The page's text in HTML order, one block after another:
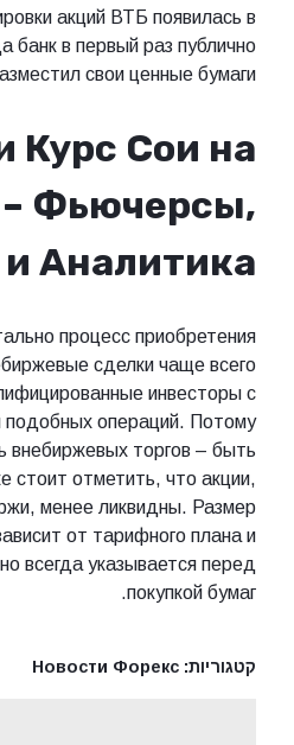
акций ВТБ появилась в
банк в первый раз публично
свои ценные бумаги.
Курс Сои на
Фьючерсы,
Аналитика
процесс приобретения
сделки чаще всего
инвесторы с
операций. Потому
внебиржевых торгов – быть
стоит отметить, что акции,
менее ликвидны. Размер
от тарифного плана и
всегда указывается перед
покупкой бумаг.
קטגוריות: Новости Форекс